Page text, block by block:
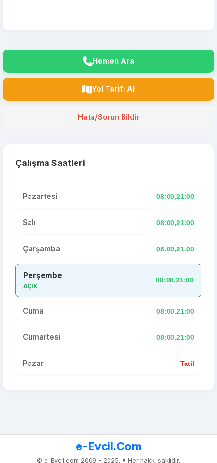
Hemen Ara
Yol Tarifi Al
Hata/Sorun Bildir
Çalışma Saatleri
Pazartesi 08:00,21:00
Salı 08:00,21:00
Çarşamba 08:00,21:00
Perşembe
AÇIK
08:00,21:00
Cuma 08:00,21:00
Cumartesi 08:00,21:00
Pazar Tatil
e-Evcil.Com
© e-Evcil.com 2009 - 2025. ♥️ Her hakkı saklıdır.